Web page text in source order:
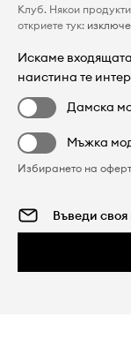
Клуб. Някои
откриете тук:
Искаме
наистина те
Дамска
Мъжка
Избирането на